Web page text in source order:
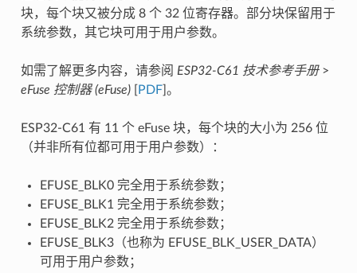
块，每个块又被分成 8 个 32 位寄存器。部分块保留用于
系统参数，其它块可用于用户参数。
如需了解更多内容，请参阅 ESP32-C61 技术参考手册>
eFuse 控制器 (eFuse)[ PDF]。
ESP32-C61 有 11 个 eFuse 块，每个块的大小为 256 位
（并非所有位都可用于用户参数）：
EFUSE_BLK0 完全用于系统参数；
EFUSE_BLK1 完全用于系统参数；
EFUSE_BLK2 完全用于系统参数；
EFUSE_BLK3（也称为 EFUSE_BLK_USER_DATA）
可用于用户参数；